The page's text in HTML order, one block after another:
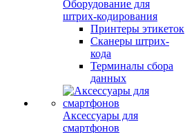
Оборудование для
штрих-кодирования
Принтеры этикеток
Сканеры штрих-
кода
Терминалы сбора
данных
Аксессуары для
смартфонов